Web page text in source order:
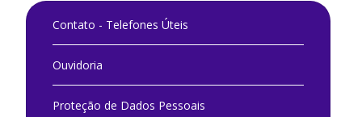
Contato - Telefones Úteis
Ouvidoria
Proteção de Dados Pessoais